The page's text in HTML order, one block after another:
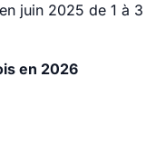
juin 2025 de 1 à
en 2026